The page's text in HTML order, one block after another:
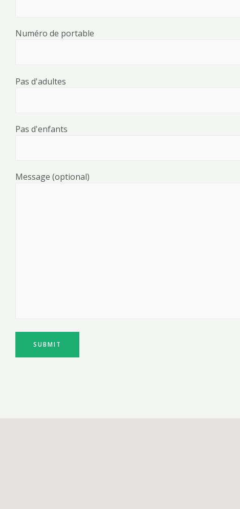
Numéro de portable
Pas d'adultes
Pas d'enfants
Message (optional)